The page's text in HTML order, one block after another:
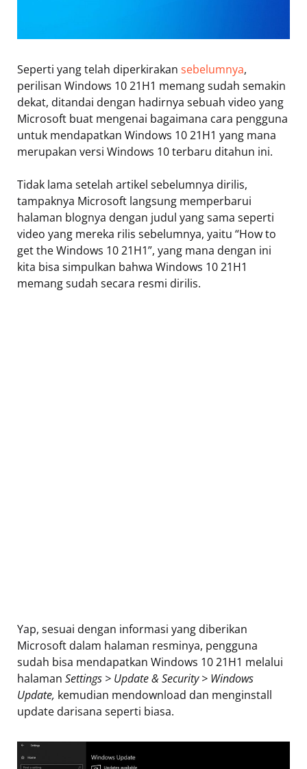
Seperti yang telah diperkirakan sebelumnya,
perilisan Windows 10 21H1 memang sudah semakin
dekat, ditandai dengan hadirnya sebuah video yang
Microsoft buat mengenai bagaimana cara pengguna
untuk mendapatkan Windows 10 21H1 yang mana
merupakan versi Windows 10 terbaru ditahun ini.
Tidak lama setelah artikel sebelumnya dirilis,
tampaknya Microsoft langsung memperbarui
halaman blognya dengan judul yang sama seperti
video yang mereka rilis sebelumnya, yaitu “How to
get the Windows 10 21H1”, yang mana dengan ini
kita bisa simpulkan bahwa Windows 10 21H1
memang sudah secara resmi dirilis.
Yap, sesuai dengan informasi yang diberikan
Microsoft dalam halaman resminya, pengguna
sudah bisa mendapatkan Windows 10 21H1 melalui
halaman Settings > Update & Security > Windows
Update, kemudian mendownload dan menginstall
update darisana seperti biasa.